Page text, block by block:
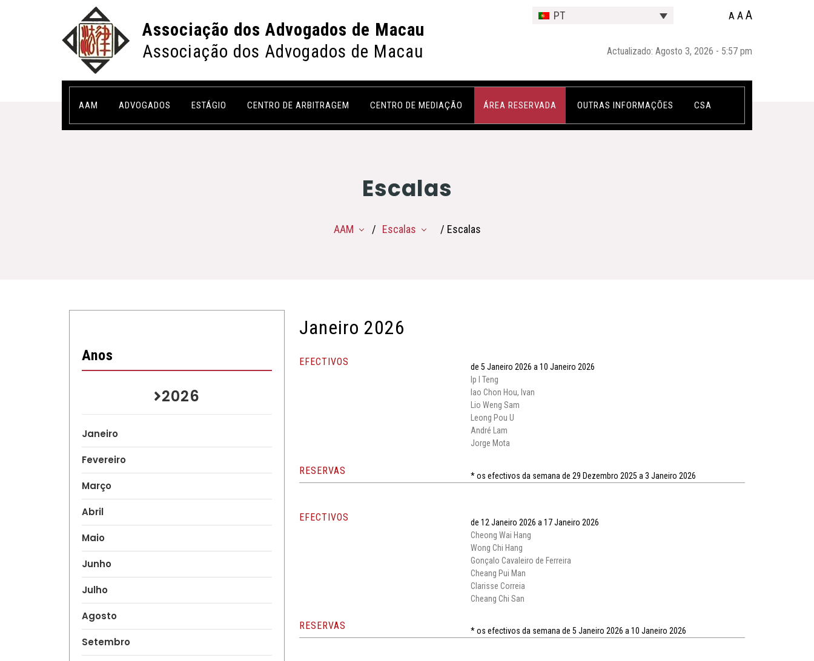
Associação dos Advogados de Macau
Associação dos Advogados de Macau
PT A AA
Actualizado: Agosto 3, 2026 - 5:57 pm
AAM ADVOGADOS ESTÁGIO CENTRO DE ARBITRAGEM CENTRO DE MEDIAÇÃO ÁREA RESERVADA OUTRAS INFORMAÇÕES CSA
Escalas
AAM Escalas / Escalas
Anos
2026
Janeiro
Fevereiro
Março
Abril
Maio
Junho
Julho
Agosto
Setembro
Janeiro 2026
EFECTIVOS
de 5 Janeiro 2026 a 10 Janeiro 2026
Ip I Teng
Iao Chon Hou, Ivan
Lio Weng Sam
Leong Pou U
André Lam
Jorge Mota
RESERVAS * os efectivos da semana de 29 Dezembro 2025 a 3 Janeiro 2026
EFECTIVOS
de 12 Janeiro 2026 a 17 Janeiro 2026
Cheong Wai Hang
Wong Chi Hang
Gonçalo Cavaleiro de Ferreira
Cheang Pui Man
Clarisse Correia
Cheang Chi San
RESERVAS * os efectivos da semana de 5 Janeiro 2026 a 10 Janeiro 2026